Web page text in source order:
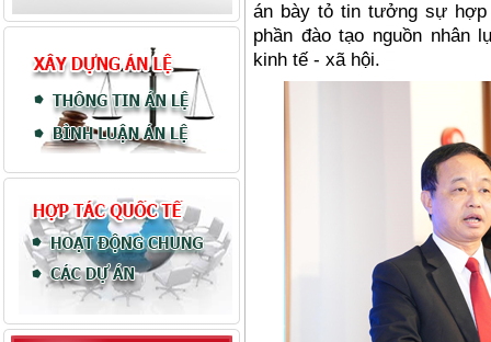
án bày tỏ tin tưởng sự
phần đào tạo nguồn nhân
kinh tế - xã hội.